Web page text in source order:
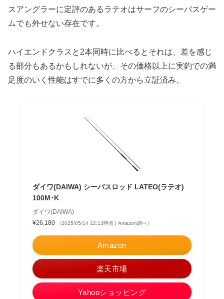
スアングラーに定評のあるラテオはサーフのシーバスゲー
ムでも外せない存在です。
ハイエンドクラスと2本同時に比べるとそれは、差を感じ
る部分もあるかもしれないが、その価格以上に実釣での満
足度のいく性能はすでに多くの方から立証済み。
ダイワ(DAIWA) シーバスロッド LATEO(ラテオ)
100M･K
ダイワ(DAIWA)
¥26,180
（2025/05/14 12:13時点 | Amazon調べ）
Amazon
楽天市場
Yahooショッピング